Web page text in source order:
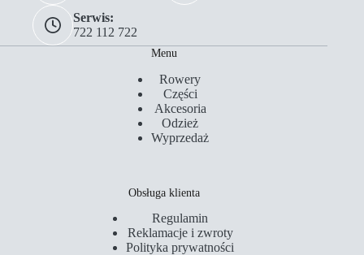
Serwis:
722 112 722
Menu
Rowery
Części
Akcesoria
Odzież
Wyprzedaż
Obsługa klienta
Regulamin
Reklamacje i zwroty
Polityka prywatności